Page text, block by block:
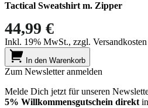
Tactical Sweatshirt m. Zipper
44,99 €
Inkl. 19% MwSt., zzgl. Versandkosten
In den Warenkorb
Zum Newsletter anmelden
Melde Dich jetzt für unseren
5% Willkommensgutschein direkt